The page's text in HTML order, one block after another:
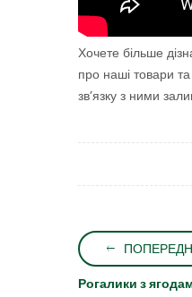
Хочете більше
про наші товари
зв’язку з ними
Рогалики з